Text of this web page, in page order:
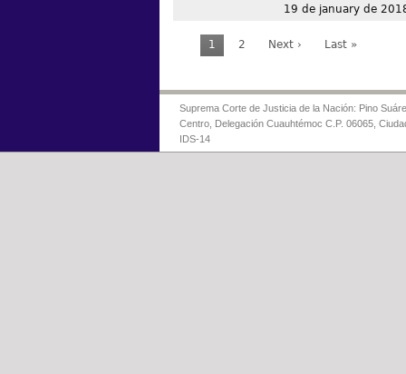
19 de january de
1 2 Next › Last »
Suprema Corte de Justicia de la Nación: Pino
Centro, Delegación Cuauhtémoc C.P. 06065,
IDS-14